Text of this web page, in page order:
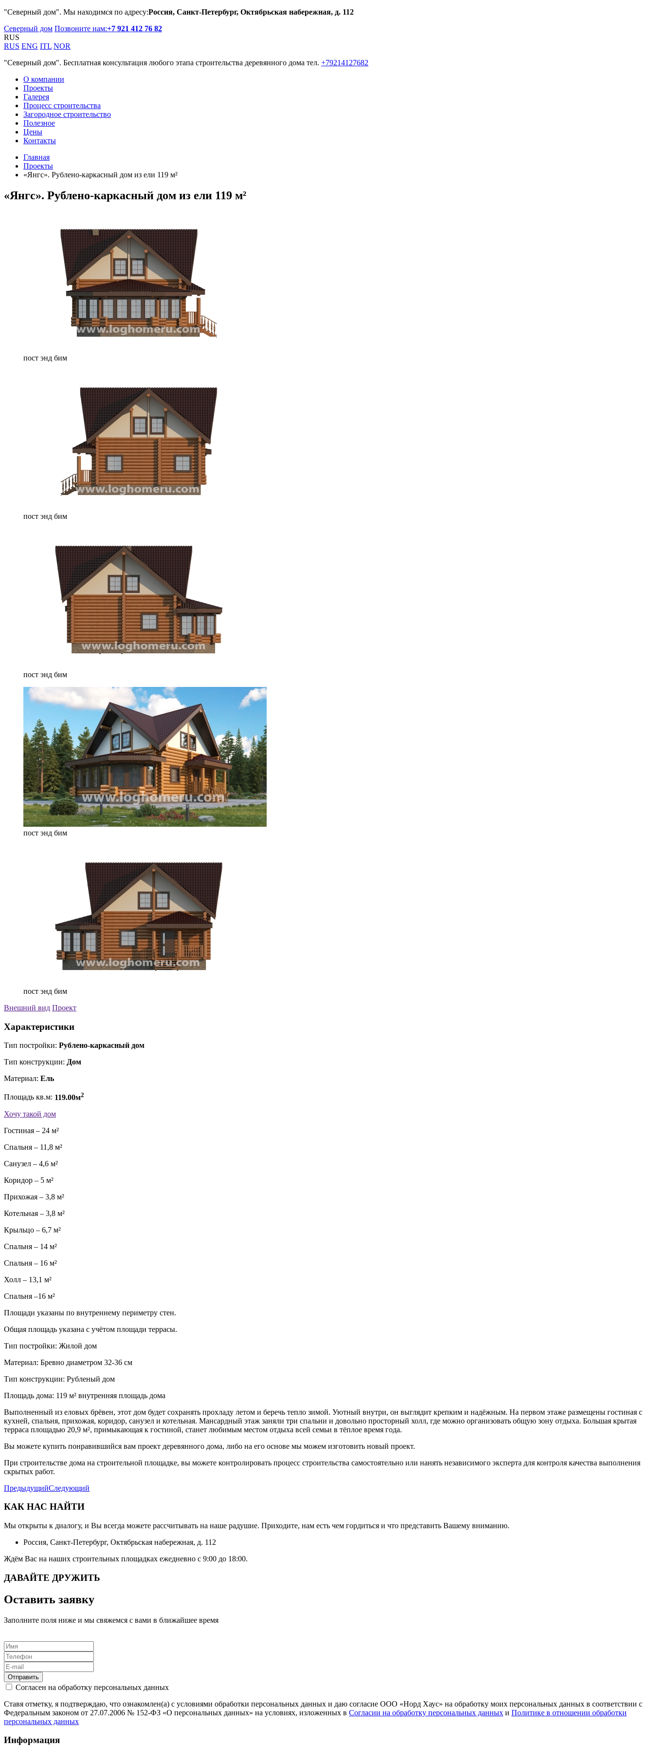
"Северный дом". Мы находимся по адресу:Россия, Санкт-Петербург, Октябрьская набережная, д. 112
Северный дом Позвоните нам:+7 921 412 76 82
RUS
RUS ENG ITL NOR
"Северный дом". Бесплатная консультация любого этапа строительства деревянного дома тел. +79214127682
О компании
Проекты
Галерея
Процесс строительства
Загородное строительство
Полезное
Цены
Контакты
Главная
Проекты
«Янгс». Рублено-каркасный дом из ели 119 м²
«Янгс». Рублено-каркасный дом из ели 119 м²
пост энд бим
пост энд бим
пост энд бим
пост энд бим
пост энд бим
Внешний вид Проект
Характеристики
Тип постройки: Рублено-каркасный дом
Тип конструкции: Дом
Материал: Ель
Площадь кв.м: 119.00м2
Хочу такой дом
Гостиная – 24 м²
Спальня – 11,8 м²
Санузел – 4,6 м²
Коридор – 5 м²
Прихожая – 3,8 м²
Котельная – 3,8 м²
Крыльцо – 6,7 м²
Спальня – 14 м²
Спальня – 16 м²
Холл – 13,1 м²
Спальня –16 м²
Площади указаны по внутреннему периметру стен.
Общая площадь указана с учётом площади террасы.
Тип постройки: Жилой дом
Материал: Бревно диаметром 32-36 см
Тип конструкции: Рубленый дом
Площадь дома: 119 м² внутренняя площадь дома
Выполненный из еловых брёвен, этот дом будет сохранять прохладу летом и беречь тепло зимой. Уютный внутри, он выглядит крепким и надёжным. На первом этаже размещены гостиная с
кухней, спальня, прихожая, коридор, санузел и котельная. Мансардный этаж заняли три спальни и довольно просторный холл, где можно организовать общую зону отдыха. Большая крытая
терраса площадью 20,9 м², примыкающая к гостиной, станет любимым местом отдыха всей семьи в тёплое время года.
Вы можете купить понравившийся вам проект деревянного дома, либо на его основе мы можем изготовить новый проект.
При строительстве дома на строительной площадке, вы можете контролировать процесс строительства самостоятельно или нанять независимого эксперта для контроля качества выполнения
скрытых работ.
ПредыдущийСледующий
КАК НАС НАЙТИ
Мы открыты к диалогу, и Вы всегда можете рассчитывать на наше радушие. Приходите, нам есть чем гордиться и что представить Вашему вниманию.
Россия, Санкт-Петербург, Октябрьская набережная, д. 112
Ждём Вас на наших строительных площадках ежедневно с 9:00 до 18:00.
ДАВАЙТЕ ДРУЖИТЬ
Оставить заявку
Заполните поля ниже и мы свяжемся с вами в ближайшее время
Отправить
Согласен на обработку персональных данных
Ставя отметку, я подтверждаю, что ознакомлен(а) с условиями обработки персональных данных и даю согласие ООО «Норд Хаус» на обработку моих персональных данных в соответствии с
Федеральным законом от 27.07.2006 № 152-ФЗ «О персональных данных» на условиях, изложенных в Согласии на обработку персональных данных и Политике в отношении обработки
персональных данных
Информация